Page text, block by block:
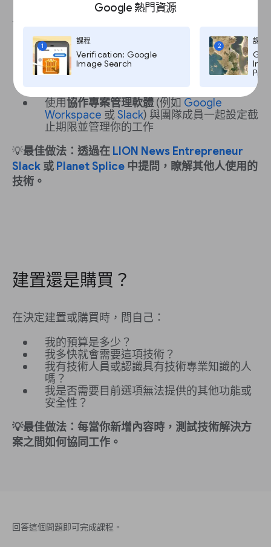
Google 熱門資源
1
課程
Verification: Google
Image Search
2
課程
Pro,
此外，你可能還需要：
使用Salesforce
等客戶關係管
理 (CRM) 技術，來管理與潛在廣告客戶和其
他業務待開發客戶的溝通
使用Broadstreet 等集中廣告
使用協作專案管理軟體 (例如 Google
Workspace 或 Slack) 與團隊成員一起設定截
止期限並管理你的工作
💡最佳做法：透過在 LION News Entrepreneur
Slack 或 Planet Splice 中提問，瞭解其他人使用的
技術。
建置還是購買？
在決定建置或購買時，問自己：
我的預算是多少？
我多快就會需要這項技術？
我有技術人員或認識具有技術專業知識的人
嗎？
我是否需要目前選項無法提供的其他功能或
安全性？
💡最佳做法：每當你新增內容時，測試技術解決方
案之間如何協同工作。
回答這個問題即可完成課程。